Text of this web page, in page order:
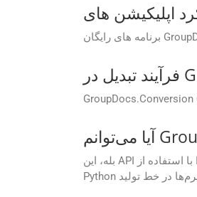
بله، این API برای پشتیبانی از گردش‌های کاری خودکار ساخته شده است. شما می‌توانید به راحتی آن را با استفاده از SDK های موجود برای .NET، Java، PHP، Ruby، Android، Go،